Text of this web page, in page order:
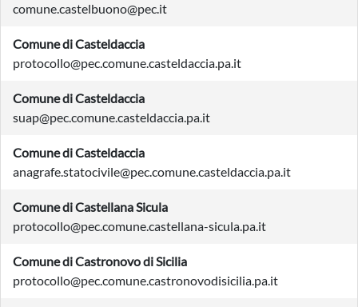
comune.castelbuono@pec.it
Comune di Casteldaccia
protocollo@pec.comune.casteldaccia.pa.it
Comune di Casteldaccia
suap@pec.comune.casteldaccia.pa.it
Comune di Casteldaccia
anagrafe.statocivile@pec.comune.casteldaccia.pa.it
Comune di Castellana Sicula
protocollo@pec.comune.castellana-sicula.pa.it
Comune di Castronovo di Sicilia
protocollo@pec.comune.castronovodisicilia.pa.it